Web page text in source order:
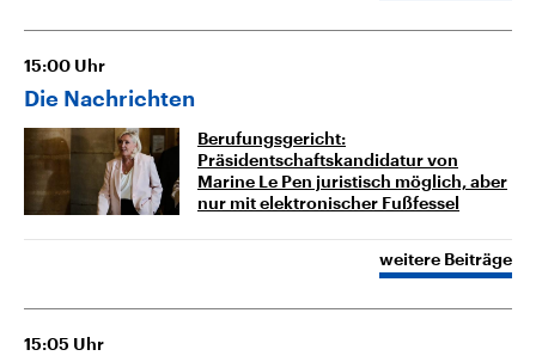
15:00 Uhr
Die Nachrichten
Berufungsgericht:
Präsidentschaftskandidatur von
Marine Le Pen juristisch möglich, aber
nur mit elektronischer Fußfessel
weitere Beiträge
15:05 Uhr